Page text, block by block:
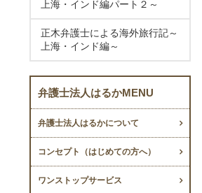
上海・インド編パート２～
正木弁護士による海外旅行記～
上海・インド編～
弁護士法人はるかMENU
弁護士法人はるかについて
コンセプト（はじめての方へ）
ワンストップサービス